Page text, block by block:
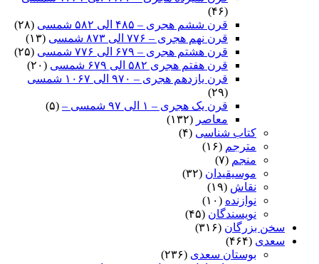
(۴۶)
قرن ششم هجری – ۴۸۵ الی ۵۸۲ شمسی
(۲۸)
قرن نهم هجری – ۷۷۶ الی ۸۷۳ شمسی
(۱۳)
قرن هشتم هجری – ۶۷۹ الی ۷۷۶ شمسی
(۲۵)
قرن هفتم هجری ۵۸۲ الی ۶۷۹ شمسی
(۲۰)
قرن یازدهم هجری – ۹۷۰ الی ۱۰۶۷ شمسی
(۲۹)
قرن یک هجری – ۱ الی ۹۷ شمسی –
(۵)
معاصر (۱۳۲)
کتاب شناسی (۴)
مترجم (۱۶)
منجم (۷)
موسیقیدان (۳۲)
نقاش (۱۹)
نوازنده (۱۰)
نویسندگان (۴۵)
سخن بزرگان (۳۱۶)
سعدی (۴۶۴)
بوستان سعدی (۲۳۶)